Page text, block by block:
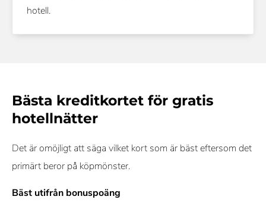
hotell.
Bästa kreditkortet för gratis
hotellnätter
Det är omöjligt att säga vilket kort som är bäst eftersom det
primärt beror på köpmönster.
Bäst utifrån bonuspoäng